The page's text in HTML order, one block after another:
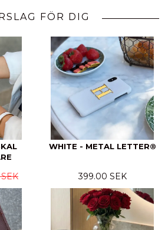
FÖR DIG
WHITE - METAL LETTER®
399.00 SEK